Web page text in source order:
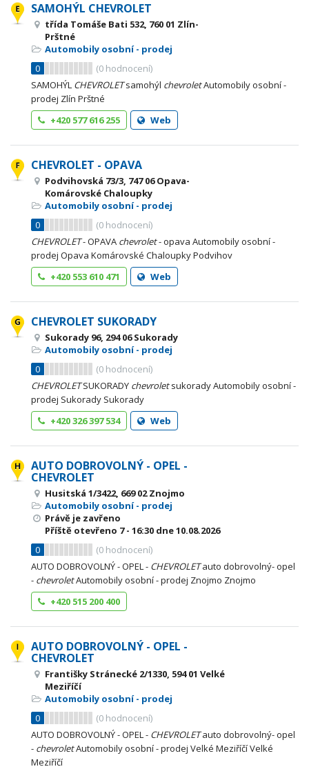
SAMOHÝL CHEVROLET
třída Tomáše Bati 532, 760 01 Zlín-
Prštné
Automobily osobní - prodej
0
(0 hodnocení)
SAMOHÝL CHEVROLETsamohýl chevroletAutomobily osobní -
prodej Zlín Prštné
+420 577 616 255
Web
CHEVROLET - OPAVA
Podvihovská 73/3, 747 06 Opava-
Komárovské Chaloupky
Automobily osobní - prodej
0
(0 hodnocení)
CHEVROLET- OPAVA chevrolet- opava Automobily osobní -
prodej Opava Komárovské Chaloupky Podvihov
+420 553 610 471
Web
CHEVROLET SUKORADY
Sukorady 96, 294 06 Sukorady
Automobily osobní - prodej
0
(0 hodnocení)
CHEVROLETSUKORADY chevroletsukorady Automobily osobní -
prodej Sukorady Sukorady
+420 326 397 534
Web
AUTO DOBROVOLNÝ - OPEL -
CHEVROLET
Husitská 1/3422, 669 02 Znojmo
Automobily osobní - prodej
Právě je zavřeno
Příště otevřeno 7 - 16:30 dne 10.08.2026
0
(0 hodnocení)
AUTO DOBROVOLNÝ - OPEL - CHEVROLETauto dobrovolný- opel
- chevroletAutomobily osobní - prodej Znojmo Znojmo
+420 515 200 400
AUTO DOBROVOLNÝ - OPEL -
CHEVROLET
Františky Stránecké 2/1330, 594 01 Velké
Meziříčí
Automobily osobní - prodej
0
(0 hodnocení)
AUTO DOBROVOLNÝ - OPEL - CHEVROLETauto dobrovolný- opel
- chevroletAutomobily osobní - prodej Velké Meziříčí Velké
Meziříčí